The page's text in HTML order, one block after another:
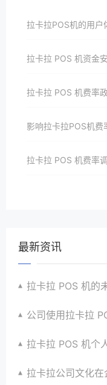
拉卡拉POS机的用户体验与满意度提升
拉卡拉 POS 机资金安全保障
拉卡拉 POS 机费率政策的发展趋
影响拉卡拉POS机费率的因素
拉卡拉 POS 机费率调整的影响与应对策略
最新资讯
拉卡拉 POS 机的
公司使用拉卡拉
拉卡拉 POS 机个
拉卡拉公司文化